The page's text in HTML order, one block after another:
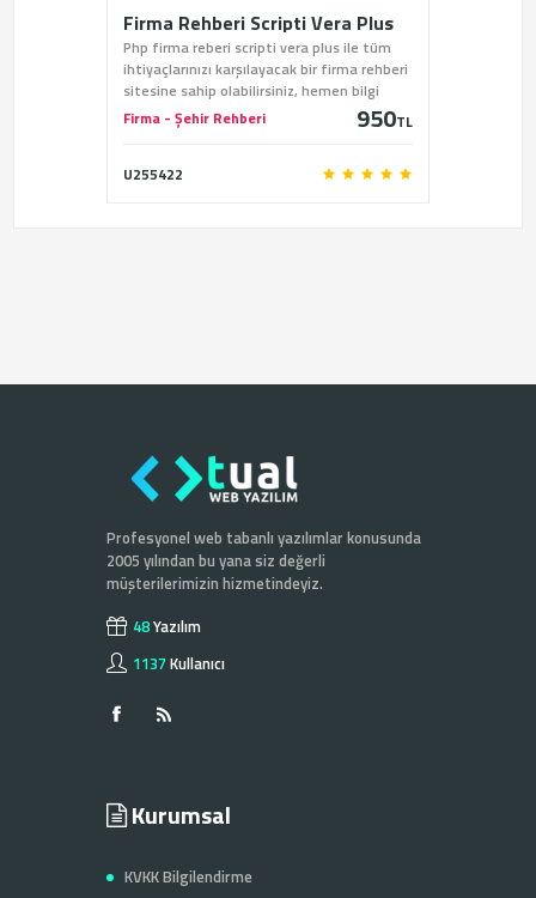
Firma Rehberi Scripti Vera Plus
Php firma reberi scripti vera plus ile tüm
ihtiyaçlarınızı karşılayacak bir firma rehberi
sitesine sahip olabilirsiniz, hemen bilgi
almak için bizi arayın.
Firma - Şehir Rehberi 950TL
U255422
Profesyonel web tabanlı yazılımlar konusunda
2005 yılından bu yana siz değerli
müşterilerimizin hizmetindeyiz.
48Yazılım
1137Kullanıcı
Kurumsal
KVKK Bilgilendirme